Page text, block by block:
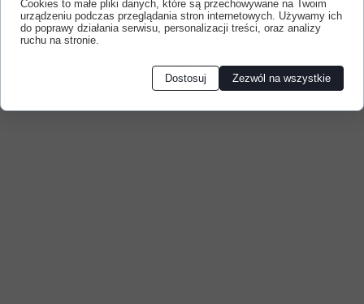
Cookies to małe pliki danych, które są przechowywane na Twoim
urządzeniu podczas przeglądania stron internetowych. Używamy ich
do poprawy działania serwisu, personalizacji treści, oraz analizy
ruchu na stronie.
Dostosuj Zezwól na wszystkie